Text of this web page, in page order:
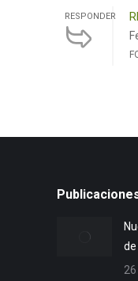
RESPONDER